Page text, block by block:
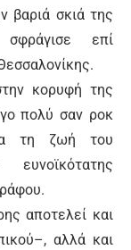
βαριά σκιά της
επί
κορυφή της
πολύ σαν ροκ
τη ζωή του
αποτελεί και
αλλά και